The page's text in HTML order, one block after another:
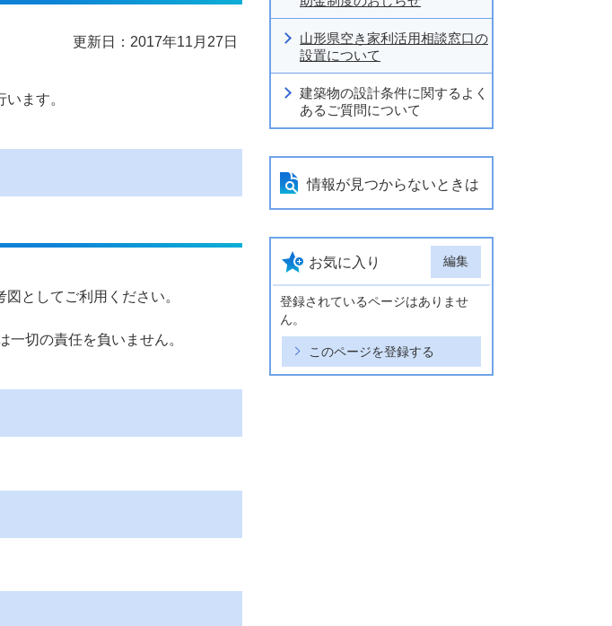
更新日：2017年11月27日
ます。
としてご利用ください。
一切の責任を負いません。
山形県空き家利活用相談窓口の
設置について
建築物の設計条件に関するよく
あるご質問について
情報が見つからないときは
お気に入り 編集
登録されているページはありませ
ん。
このページを登録する